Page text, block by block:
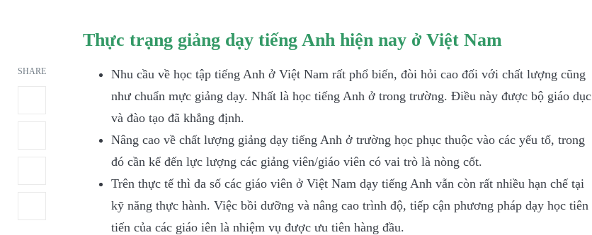
SHARE
Thực trạng giảng dạy tiếng Anh hiện nay ở Việt Nam
Nhu cầu về học tập tiếng Anh ở Việt Nam rất phổ biến, đòi hỏi cao đối với chất lượng cũng
như chuẩn mực giảng dạy. Nhất là học tiếng Anh ở trong trường. Điều này được bộ giáo dục
và đào tạo đã khẳng định.
Nâng cao về chất lượng giảng dạy tiếng Anh ở trường học phục thuộc vào các yếu tố, trong
đó cần kể đến lực lượng các giảng viên/giáo viên có vai trò là nòng cốt.
Trên thực tế thì đa số các giáo viên ở Việt Nam dạy tiếng Anh vẫn còn rất nhiều hạn chế tại
kỹ năng thực hành. Việc bồi dưỡng và nâng cao trình độ, tiếp cận phương pháp dạy học tiên
tiến của các giáo iên là nhiệm vụ được ưu tiên hàng đầu.